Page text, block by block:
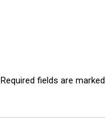
Required fields are marked